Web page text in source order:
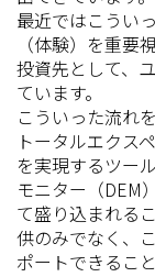
最近ではこうい
（体験）を重
投資先として、
ています。
こういった流れ
トータルエクス
を実現するツー
モニター（DEM
て盛り込まれる
供のみでなく、
ポートできるこ